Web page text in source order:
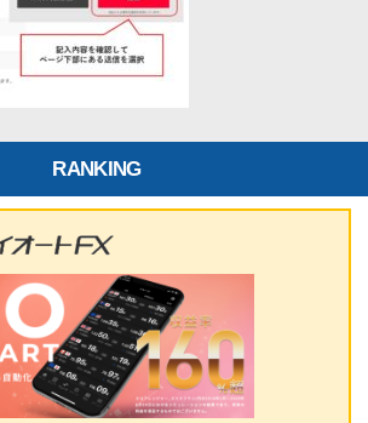
RANKING